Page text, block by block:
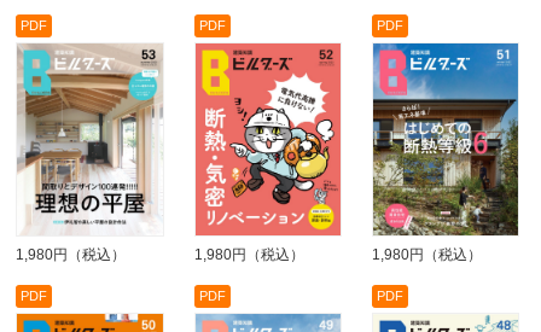
PDF
1,980円（税込）
PDF
1,980円（税込）
PDF
1,980円（税込）
PDF PDF PDF